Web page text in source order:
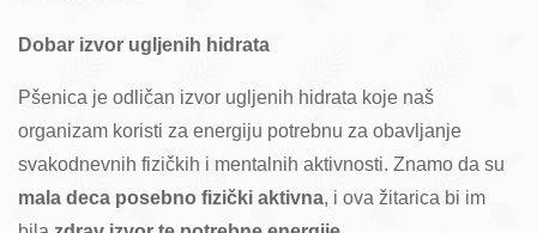
Dobar izvor ugljenih hidrata
Pšenica je odličan izvor ugljenih hidrata koje naš
organizam koristi za energiju potrebnu za obavljanje
svakodnevnih fizičkih i mentalnih aktivnosti. Znamo da su
mala deca posebno fizički aktivna, i ova žitarica bi im